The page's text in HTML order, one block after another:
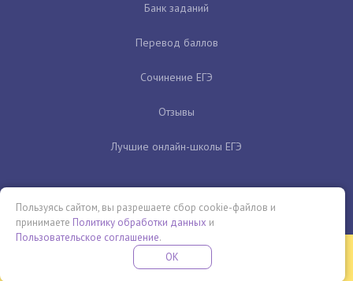
Банк заданий
Перевод баллов
Сочинение ЕГЭ
Отзывы
Лучшие онлайн-школы ЕГЭ
Бесплатная летняя школа
ПРОВЕДИ ЭТО ЛЕТО С ПОЛЬЗОЙ
Пользуясь сайтом, вы разрешаете сбор cookie-файлов и
принимаете Политику обработки данных и
Пользовательское соглашение.
OK